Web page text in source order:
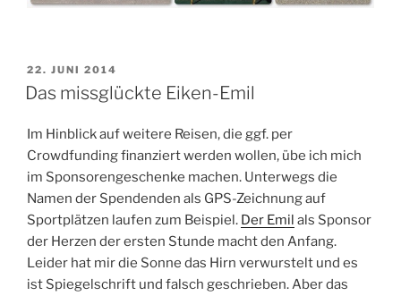
VERÖFFENTLICHT
AM
22. JUNI 2014
Das missglückte Eiken-Emil
Im Hinblick auf weitere Reisen, die ggf. per
Crowdfunding finanziert werden wollen, übe ich mich
im Sponsorengeschenke machen. Unterwegs die
Namen der Spendenden als GPS-Zeichnung auf
Sportplätzen laufen zum Beispiel. Der Emil als Sponsor
der Herzen der ersten Stunde macht den Anfang.
Leider hat mir die Sonne das Hirn verwurstelt und es
ist Spiegelschrift und falsch geschrieben. Aber das